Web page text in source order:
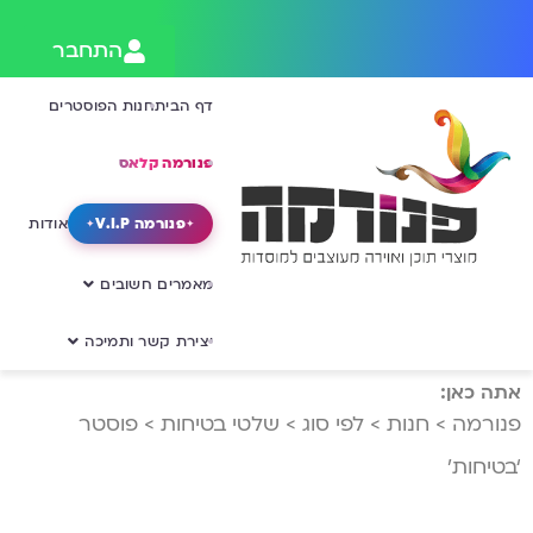
התחבר
דף הביתחנות הפוסטרים
פנורמה קלאס
פנורמה V.I.P אודות
מאמרים חשובים
יצירת קשר ותמיכה
אתה כאן:
פנורמה > חנות > לפי סוג > שלטי בטיחות > פוסטר
‘בטיחות’